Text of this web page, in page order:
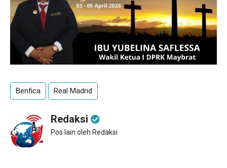
Benfica Real Madrid
Redaksi
Pos lain oleh Redaksi